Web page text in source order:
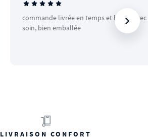
commande livrée en temps et heure avec
soin, bien emballée
LIVRAISON CONFORT